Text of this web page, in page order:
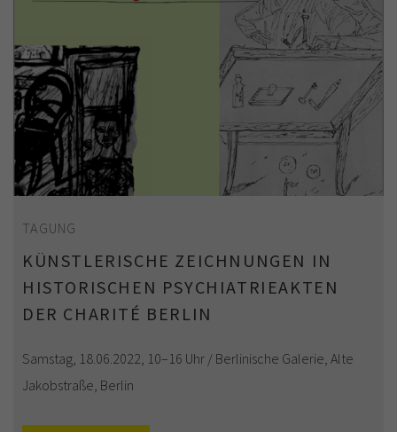
TAGUNG
KÜNSTLERISCHE ZEICHNUNGEN IN
HISTORISCHEN PSYCHIATRIEAKTEN
DER CHARITÉ BERLIN
Samstag, 18.06.2022, 10–16 Uhr / Berlinische Galerie, Alte
Jakobstraße, Berlin